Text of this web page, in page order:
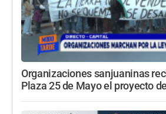
Organizaciones sanjuaninas
Plaza 25 de Mayo el proyecto